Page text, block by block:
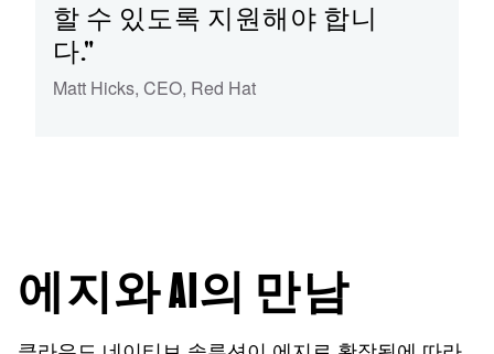
할 수 있도록 지원해야 합니
다."
Matt Hicks, CEO, Red Hat
에지와 AI의 만남